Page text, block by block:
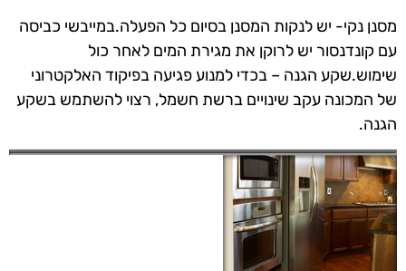
מסנן נקי- יש לנקות המסנן בסיום כל הפעלה.במייבשי כביסה
עם קונדנסור יש לרוקן את מגירת המים לאחר כול
שימוש.שקע הגנה – בכדי למנוע פגיעה בפיקוד האלקטרוני
של המכונה עקב שינויים ברשת חשמל, רצוי להשתמש בשקע
הגנה.